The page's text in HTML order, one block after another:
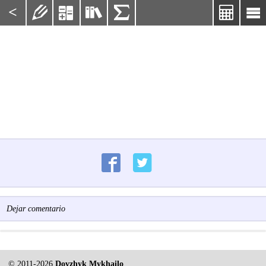
< 

   
Dejar comentario
© 2011-2026Dovzhyk Mykhailo